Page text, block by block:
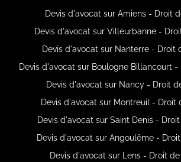
Devis d'avocat sur Amiens - Droit
Devis d'avocat sur Villeurbanne -
Devis d'avocat sur Nanterre - Droit
Devis d'avocat sur Boulogne Billancourt
Devis d'avocat sur Nancy - Droit
Devis d'avocat sur Montreuil - Droit
Devis d'avocat sur Saint Denis -
Devis d'avocat sur Angoulême -
Devis d'avocat sur Lens - Droit